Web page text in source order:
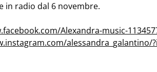
in radio dal 6 novembre.
Alexandra-music-
alessandra_galantino/